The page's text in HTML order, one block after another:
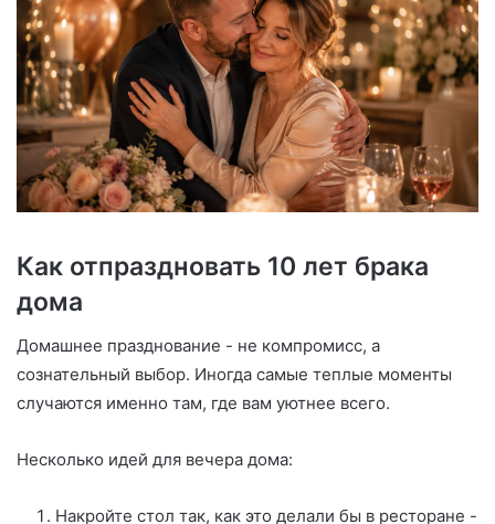
Как отпраздновать 10 лет брака
дома
Домашнее празднование - не компромисс, а
сознательный выбор. Иногда самые теплые моменты
случаются именно там, где вам уютнее всего.
Несколько идей для вечера дома:
Накройте стол так, как это делали бы в ресторане -